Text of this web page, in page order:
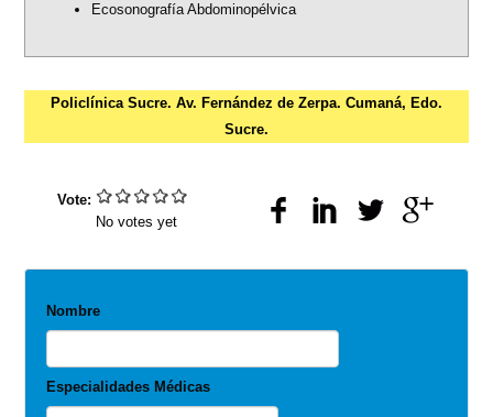
Ecosonografía Abdominopélvica
Policlínica Sucre. Av. Fernández de Zerpa. Cumaná, Edo.
Sucre.
Vote:
No votes yet
Nombre
Especialidades Médicas